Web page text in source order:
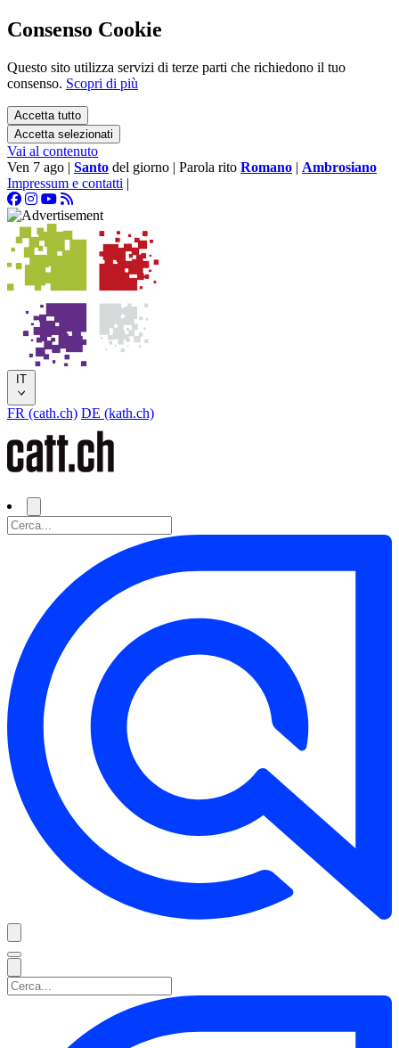
Consenso Cookie
Questo sito utilizza servizi di terze parti che richiedono il tuo
consenso. Scopri di più
Accetta tutto
Accetta selezionati
Vai al contenuto
Ven 7 ago | Santo del giorno | Parola rito Romano | Ambrosiano
Impressum e contatti |
IT
FR (cath.ch) DE (kath.ch)